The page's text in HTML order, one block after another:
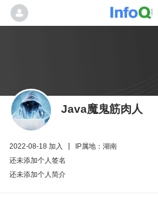
Java魔鬼筋肉人
2022-08-18 加入
IP属地：湖南
还未添加个人签名
还未添加个人简介